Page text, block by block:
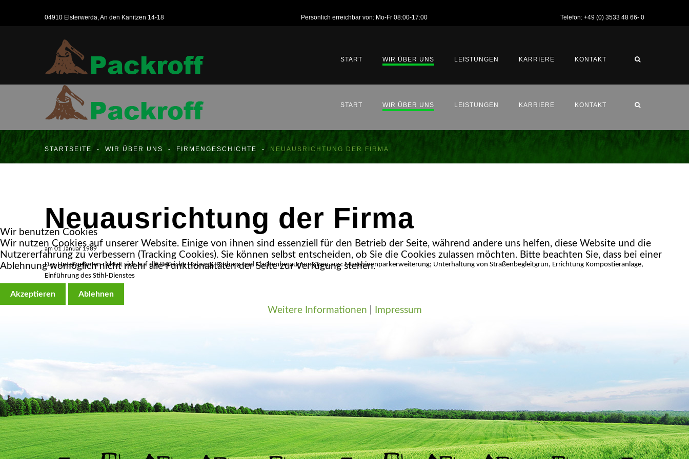
04910 Elsterwerda, An den Kanitzen 14-18 Persönlich erreichbar von: Mo-Fr 08:00-17:00 Telefon: +49 (0) 3533 48 66- 0
START WIR ÜBER UNS
ANSPRECHPARTNER
LEISTUNGEN KARRIERE KONTAKT
START WIR ÜBER UNS
ANSPRECHPARTNER
FIRMENGESCHICHTE
LEISTUNGEN KARRIERE KONTAKT
STARTSEITE - WIR ÜBER UNS - FIRMENGESCHICHTE - NEUAUSRICHTUNG DER FIRMA
Neuausrichtung der Firma
am 01 Januar 1989
Das Unternehmen richtet sich auf die Bereiche Holzung, Rodung und Flächenberäumung neu aus: Maschinenparkerweiterung; Unterhaltung von Straßenbegleitgrün, Errichtung Kompostieranlage,
Einführung des Stihl-Dienstes
Wir benutzen Cookies
Wir nutzen Cookies auf unserer Website. Einige von ihnen sind essenziell für den Betrieb der Seite, während andere uns helfen, diese Website und die
Nutzererfahrung zu verbessern (Tracking Cookies). Sie können selbst entscheiden, ob Sie die Cookies zulassen möchten. Bitte beachten Sie, dass bei einer
Ablehnung womöglich nicht mehr alle Funktionalitäten der Seite zur Verfügung stehen.
Akzeptieren Ablehnen
Weitere Informationen Impressum